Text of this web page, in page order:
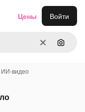
ОчиститьПоиск
Цены Войти
видео